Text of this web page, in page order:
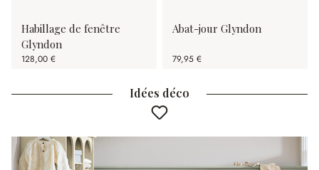
Habillage de fenêtre
Glyndon
128,00 €
Abat-jour Glyndon
79,95 €
Idées déco